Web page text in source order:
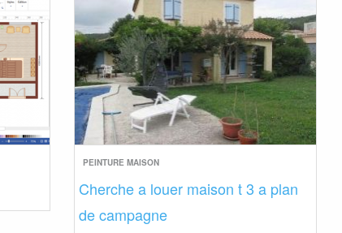
PEINTURE MAISON
Cherche a louer maison t 3 a plan
de campagne